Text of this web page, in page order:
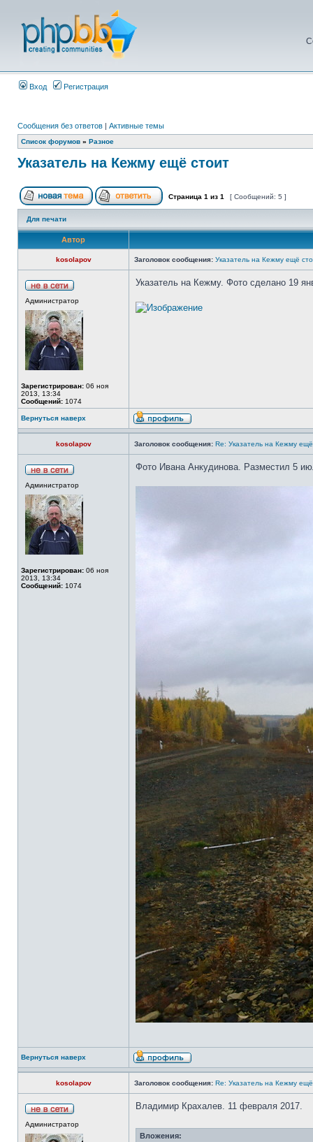
Вход Регистрация
Сообщения без ответов | Активные темы
Список форумов » Разное
Указатель на Кежму ещё стоит
Страница 1 из 1 [ Сообщений: 5 ]
Для печати
Автор
kosolapov Заголовок сообщения: Указатель на Кежму ещё
Администратор
Зарегистрирован: 06 ноя
2013, 13:34
Сообщений: 1074
Указатель на Кежму. Фото сделано 19
Вернуться наверх
kosolapov Заголовок сообщения: Re: Указатель на Кежму
Администратор
Зарегистрирован: 06 ноя
2013, 13:34
Сообщений: 1074
Фото Ивана Анкудинова. Разместил 5
Вернуться наверх
kosolapov Заголовок сообщения: Re: Указатель на Кежму
Администратор
Владимир Крахалев. 11 февраля 2017.
Вложения: